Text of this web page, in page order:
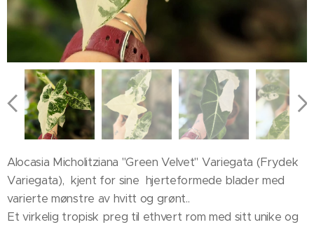
Alocasia Micholitziana "Green Velvet" Variegata (Frydek
Variegata), kjent for sine hjerteformede blader med
varierte mønstre av hvitt og grønt..
Et virkelig tropisk preg til ethvert rom med sitt unike og